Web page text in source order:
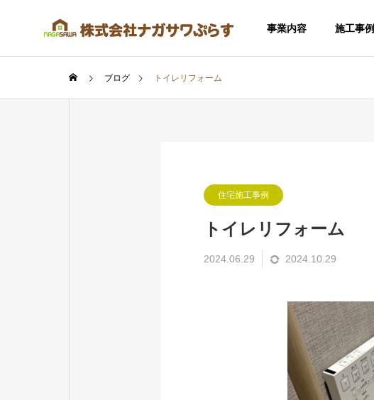
事業内容 施工事例
住宅事業
ブログ トイレリフォーム
住宅施工事例
トイレリフォーム
2024.06.29 2024.10.29